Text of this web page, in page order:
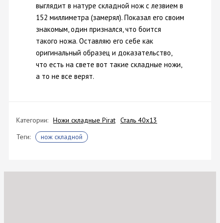
выглядит в натуре складной нож с лезвием в
152 миллиметра (замерял). Показал его своим
знакомым, один признался, что боится
такого ножа. Оставляю его себе как
оригинальный образец и доказательство,
что есть на свете вот такие складные ножи,
а то не все верят.
Категории: Ножи складные Pirat Сталь 40х13
Теги:
нож складной